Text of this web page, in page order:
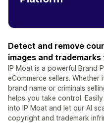
Detect and remove
images and
IP Moat is a powerful Brand
eCommerce sellers. Whether
brand name or criminals
helps you take control.
into IP Moat and let our AI
copyright and trademark